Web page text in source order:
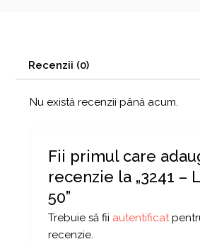
Recenzii (0)
Nu există recenzii până acum.
Fii primul care
recenzie la „3241 –
50”
Trebuie să fii autentificat
recenzie.